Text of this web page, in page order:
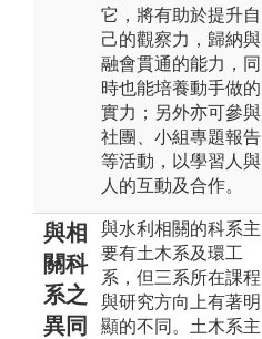
它，將有助於提升自
己的觀察力，歸納與
融會貫通的能力，同
時也能培養動手做的
實力；另外亦可參與
社團、小組專題報告
等活動，以學習人與
人的互動及合作。
與相
關科
系之
異同
與水利相關的科系主
要有土木系及環工
系，但三系所在課程
與研究方向上有著明
顯的不同。土木系主